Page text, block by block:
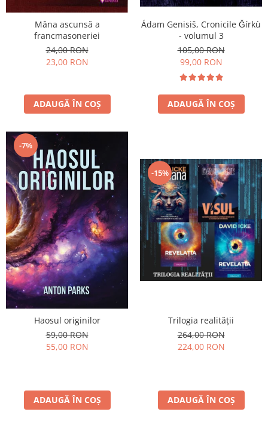
Mâna ascunsă a
francmasoneriei
24,00 RON
23,00 RON
ADAUGĂ ÎN COȘ
Ádam Genisiš, Cronicile Ǧírkù
- volumul 3
105,00 RON
99,00 RON
ADAUGĂ ÎN COȘ
-7%
Haosul originilor
59,00 RON
55,00 RON
ADAUGĂ ÎN COȘ
-15%
Trilogia realității
264,00 RON
224,00 RON
ADAUGĂ ÎN COȘ